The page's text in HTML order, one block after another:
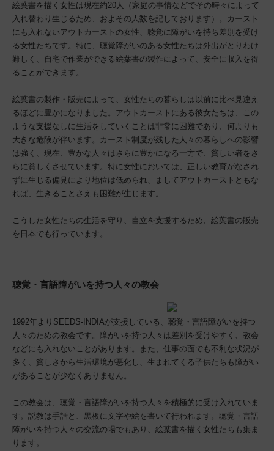
絵葉書を描く女性は現在約20人（家庭の事情などでその時々によって
入れ替わり生じるため、およその人数を記しております）。カースト
にも入れないアウトカーストの女性、聴覚に障がいを持ち差別を受け
る女性たちです。特に、聴覚障がいのある女性たちは外出がとりわけ
難しく、自宅で作業ができる絵葉書の製作によって、安全に収入を得
ることができます。
絵葉書の製作・販売によって、女性たちの暮らしは以前に比べ見違え
るほどに豊かになりました。アウトカーストにある彼女たちは、この
ような支援なしに生活をしていくことは非常に困難であり、何よりも
大きな危険が伴います。カースト制度が残した人々の暮らしへの影響
は強く、現在、豊かな人々はさらに豊かになる一方で、貧しい者をさ
らに貧しくさせています。特に女性においては、正しい教育がなされ
ずに生じる偏見により地位は低められ、ましてアウトカーストともな
れば、生きることさえも困難が生じます。
こうした女性たちの生活を守り、自立を支援するため、絵葉書の販売
を日本でも行っています。
聴覚・言語障がいを持つ人々の教会
1992年よりSEEDS-INDIAが支援している、聴覚・言語障がいを持つ
人々のための教会です。障がいを持つ人々は差別を受けやすく、教会
などにも入れないことがあります。また、仕事の面でも不利な状況が
多く、貧しさから生活環境が悪化し、生まれてくる子供たちも障がい
があることが少なくありません。
この教会は、聴覚・言語障がいを持つ人々を積極的に受け入れていま
す。説教は手話と、黒板に文字や絵を書いて行われます。聴覚・言語
障がいを持つ人々の交流の場でもあり、絵葉書を描く女性たちも集ま
ります。